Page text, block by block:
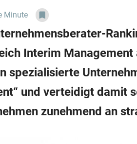
Minute
Interim
spezialisierte
und verteidigt damit
zunehmend an